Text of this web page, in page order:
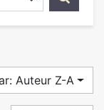
Auteur Z-A